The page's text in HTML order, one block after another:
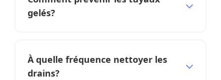
travail. Appelez pour une soumission
gratuite.
gelés?
robinets dégoutter par grand froid.
À quelle fréquence nettoyer les
drains?